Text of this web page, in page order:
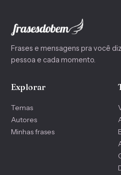
Frases e mensagens pra você
pessoa e cada momento.
Explorar
Temas
Autores
Minhas frases